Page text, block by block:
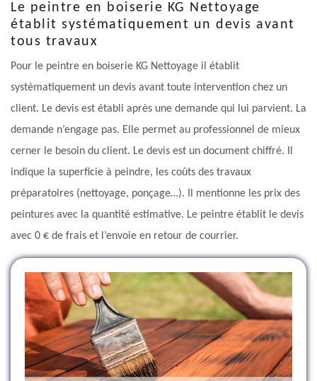
Le peintre en boiserie KG Nettoyage
établit systématiquement un devis avant
tous travaux
Pour le peintre en boiserie KG Nettoyage il établit
systématiquement un devis avant toute intervention chez un
client. Le devis est établi après une demande qui lui parvient. La
demande n’engage pas. Elle permet au professionnel de mieux
cerner le besoin du client. Le devis est un document chiffré. Il
indique la superficie à peindre, les coûts des travaux
préparatoires (nettoyage, ponçage…). Il mentionne les prix des
peintures avec la quantité estimative. Le peintre établit le devis
avec 0 € de frais et l’envoie en retour de courrier.